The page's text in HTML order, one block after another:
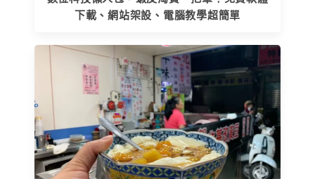
下載、網站架設、電腦教學超簡單